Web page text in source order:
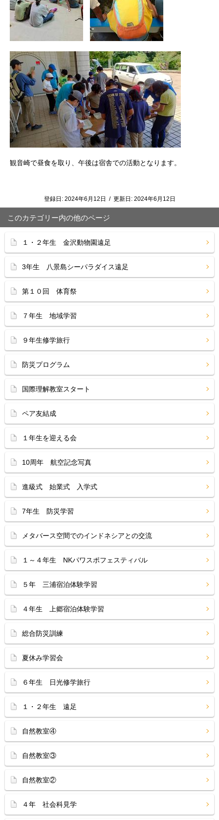
観音崎で昼食を取り、午後は宿舎での活動となります。
登録日: 2024年6月12日 / 更新日: 2024年6月12日
このカテゴリー内の他のページ
１・２年生 金沢動物園遠足
3年生 八景島シーパラダイス遠足
第１０回 体育祭
７年生 地域学習
９年生修学旅行
防災プログラム
国際理解教室スタート
ペア友結成
１年生を迎える会
10周年 航空記念写真
進級式 始業式 入学式
7年生 防災学習
メタバース空間でのインドネシアとの交流
１～４年生 NKパワスポフェスティバル
５年 三浦宿泊体験学習
４年生 上郷宿泊体験学習
総合防災訓練
夏休み学習会
６年生 日光修学旅行
１・２年生 遠足
自然教室④
自然教室③
自然教室②
４年 社会科見学